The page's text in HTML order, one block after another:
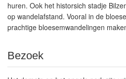
huren. Ook het historsich stadje
op wandelafstand. Vooral in de
prachtige bloesemwandelingen
Bezoek